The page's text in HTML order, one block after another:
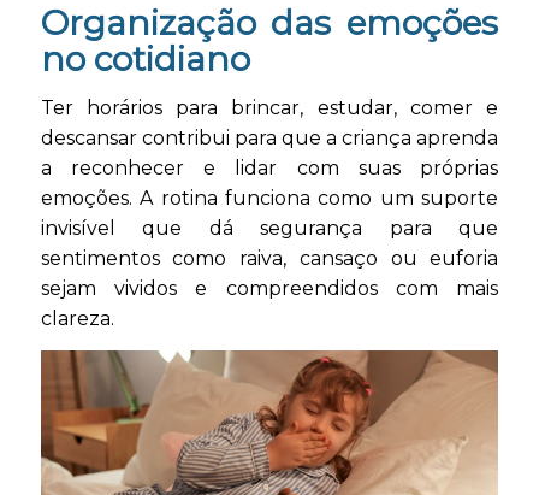
Organização das emoções
no cotidiano
Ter horários para brincar, estudar, comer e
descansar contribui para que a criança aprenda
a reconhecer e lidar com suas próprias
emoções. A rotina funciona como um suporte
invisível que dá segurança para que
sentimentos como raiva, cansaço ou euforia
sejam vividos e compreendidos com mais
clareza.